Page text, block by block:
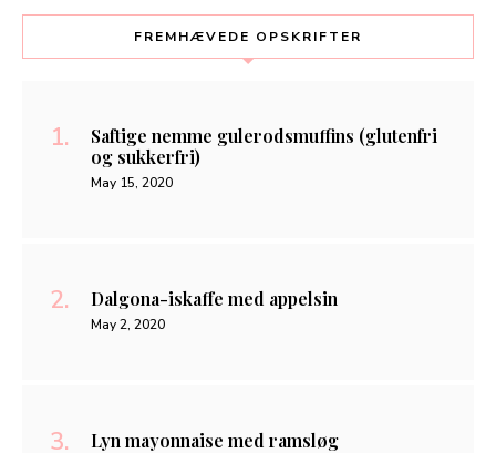
FREMHÆVEDE OPSKRIFTER
Saftige nemme gulerodsmuffins (glutenfri
og sukkerfri)
May 15, 2020
Dalgona-iskaffe med appelsin
May 2, 2020
Lyn mayonnaise med ramsløg